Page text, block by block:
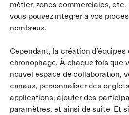
métier, zones commerciales, etc.
vous pouvez intégrer à vos
nombreux.
Cependant, la création
chronophage. À chaque fois que
nouvel espace de collaboration,
canaux, personnaliser des
applications, ajouter des
paramètres, et ainsi de suite. Et